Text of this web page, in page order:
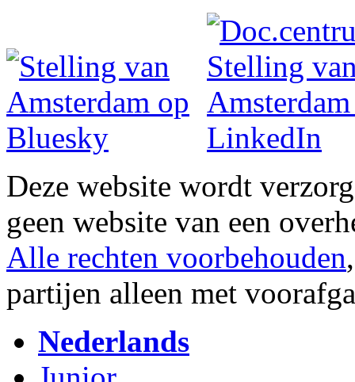
Deze website wordt
geen website van een
Alle rechten voorbehouden
partijen alleen met
Nederlands